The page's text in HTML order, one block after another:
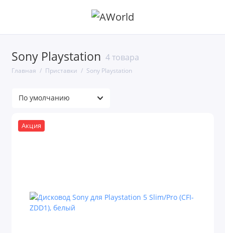
Sony Playstation 4 товара
Главная Приставки Sony Playstation
Акция